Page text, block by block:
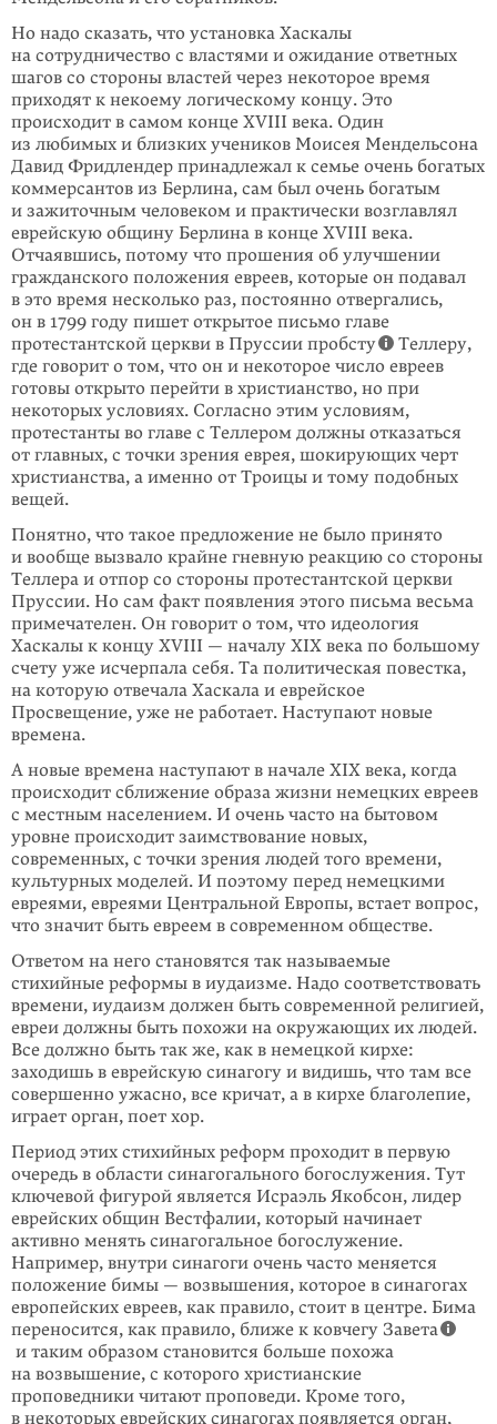
Но надо сказать, что установка Хаскалы
на сотрудничество с властями и ожидание ответных
шагов со стороны властей через некоторое время
приходят к некоему логическому концу. Это
происходит в самом конце XVIII века. Один
из любимых и близких учеников Моисея Мендельсона
Давид Фридлендер принадлежал к семье очень богатых
коммерсантов из Берлина, сам был очень богатым
и зажиточным человеком и практически возглавлял
еврейскую общину Берлина в конце XVIII века.
Отчаявшись, потому что прошения об улучшении
гражданского положения евреев, которые он подавал
в это время несколько раз, постоянно отвергались,
он в 1799 году пишет открытое письмо главе
протестантской церкви в Пруссии пробсту
Теллеру,
где говорит о том, что он и некоторое число евреев
готовы открыто перейти в христианство, но при
некоторых условиях. Согласно этим условиям,
протестанты во главе с Теллером должны отказаться
от главных, с точки зрения еврея, шокирующих черт
христианства, а именно от Троицы и тому подобных
вещей.
Понятно, что такое предложение не было принято
и вообще вызвало крайне гневную реакцию со стороны
Теллера и отпор со стороны протестантской церкви
Пруссии. Но сам факт появления этого письма весьма
примечателен. Он говорит о том, что идеология
Хаскалы к концу XVIII — началу XIX века по большому
счету уже исчерпала себя. Та политическая повестка,
на которую отвечала Хаскала и еврейское
Просвещение, уже не работает. Наступают новые
времена.
А новые времена наступают в начале XIX века, когда
происходит сближение образа жизни немецких евреев
с местным населением. И очень часто на бытовом
уровне происходит заимствование новых,
современных, с точки зрения людей того времени,
культурных моделей. И поэтому перед немецкими
евреями, евреями Центральной Европы, встает вопрос,
что значит быть евреем в современном обществе.
Ответом на него становятся так называемые
стихийные реформы в иудаизме. Надо соответствовать
времени, иудаизм должен быть современной религией,
евреи должны быть похожи на окружающих их людей.
Все должно быть так же, как в немецкой кирхе:
заходишь в еврейскую синагогу и видишь, что там все
совершенно ужасно, все кричат, а в кирхе благолепие,
играет орган, поет хор.
Период этих стихийных реформ проходит в первую
очередь в области синагогального богослужения. Тут
ключевой фигурой является Исраэль Якобсон, лидер
еврейских общин Вестфалии, который начинает
активно менять синагогальное богослужение.
Например, внутри синагоги очень часто меняется
положение бимы — возвышения, которое в синагогах
европейских евреев, как правило, стоит в центре. Бима
переносится, как правило, ближе к ковчегу Завета
и таким образом становится больше похожа
на возвышение, с которого христианские
проповедники читают проповеди. Кроме того,
в некоторых еврейских синагогах появляется орган,